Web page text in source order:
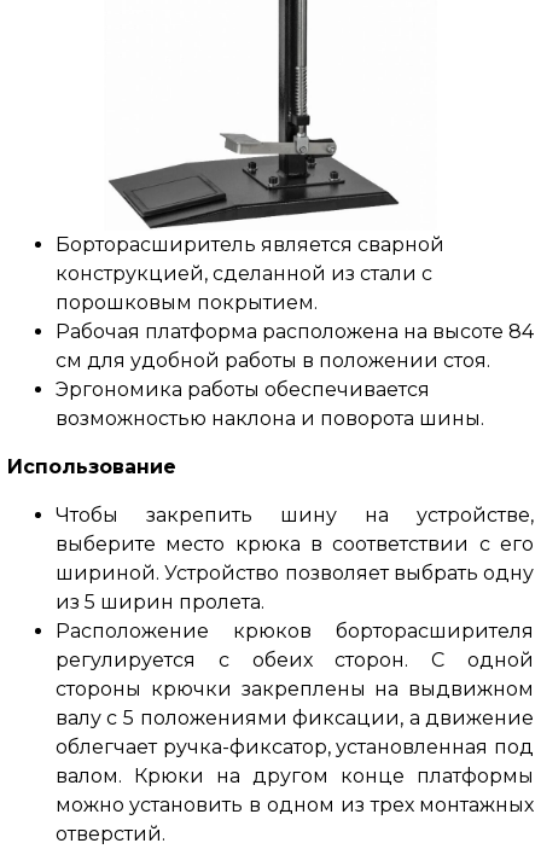
Борторасширитель является сварной
конструкцией, сделанной из стали с
порошковым покрытием.
Рабочая платформа расположена на высоте 84
см для удобной работы в положении стоя.
Эргономика работы обеспечивается
возможностью наклона и поворота шины.
Использование
Чтобы закрепить шину на устройстве,
выберите место крюка в соответствии с его
шириной. Устройство позволяет выбрать одну
из 5 ширин пролета.
Расположение крюков борторасширителя
регулируется с обеих сторон. С одной
стороны крючки закреплены на выдвижном
валу с 5 положениями фиксации, а движение
облегчает ручка-фиксатор, установленная под
валом. Крюки на другом конце платформы
можно установить в одном из трех монтажных
отверстий.